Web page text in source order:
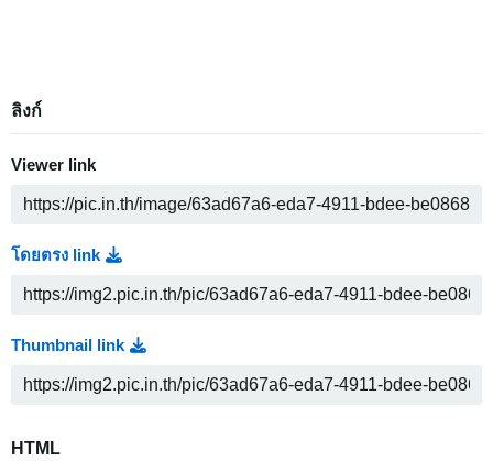
ลิงก์
Viewer link
โดยตรง link
Thumbnail link
HTML